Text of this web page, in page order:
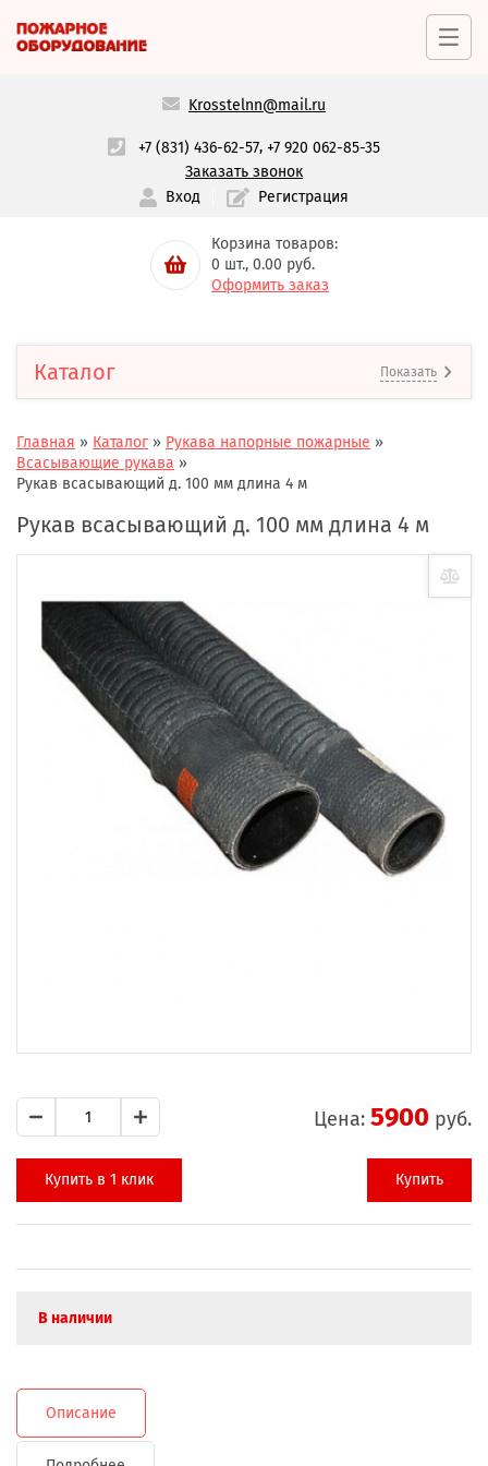
Krosstelnn@mail.ru
+7 (831) 436-62-57,+7 920 062-85-35
Заказать звонок
Вход
Регистрация
Корзина товаров:
0 шт., 0.00 руб.
Оформить заказ
Каталог Показать
Главная » Каталог » Рукава напорные пожарные »
Всасывающие рукава »
Рукав всасывающий д. 100 мм длина 4 м
Рукав всасывающий д. 100 мм длина 4 м
Цена: 5900 руб.
Купить в 1 клик Купить
В наличии
Описание